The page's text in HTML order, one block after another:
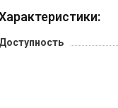
Доступность